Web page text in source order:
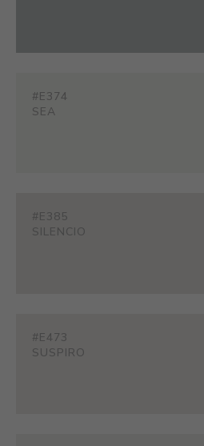
#E374
SEA
#E385
SILENCIO
#E473
SUSPIRO